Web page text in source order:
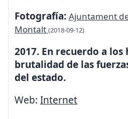
Fotografía: Ajuntament
Montalt (2018-09-12)
2017. En recuerdo a
brutalidad de las
del estado.
Web: Internet